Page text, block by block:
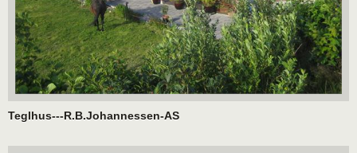
Teglhus---R.B.Johannessen-AS